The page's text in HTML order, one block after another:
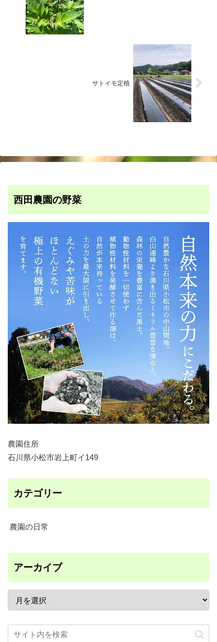
サトイモ定植
西田農園の野菜
農園住所
石川県小松市岩上町イ149
カテゴリー
農園の日常
アーカイブ